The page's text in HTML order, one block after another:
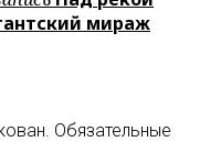
мираж
Обязательные